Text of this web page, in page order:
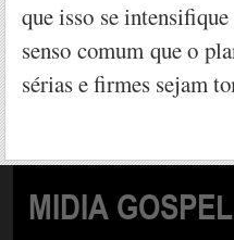
que isso se
senso comum que o
sérias e firmes sejam
MIDIA GOSPEL